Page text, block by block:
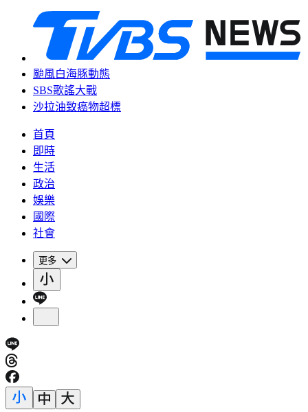
颱風白海豚動態
SBS歌謠大戰
沙拉油致癌物超標
首頁
即時
生活
政治
娛樂
國際
社會
更多